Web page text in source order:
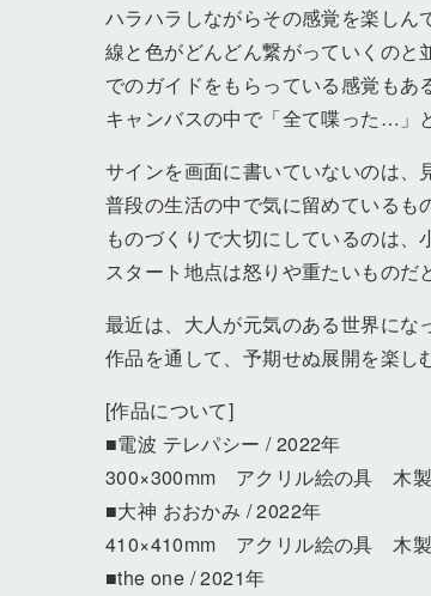
ハラハラしながらその感覚を楽しん
線と色がどんどん繋がっていくの
でのガイドをもらっている感覚もあ
キャンバスの中で「全て喋った…」
サインを画面に書いていないのは、
普段の生活の中で気に留めている
ものづくりで大切にしているのは、
スタート地点は怒りや重たいものだ
最近は、大人が元気のある世界に
作品を通して、予期せぬ展開を楽
[作品について]
■電波 テレパシー / 2022年
300×300mm アクリル絵の具 木
■大神 おおかみ / 2022年
410×410mm アクリル絵の具 木
■the one / 2021年